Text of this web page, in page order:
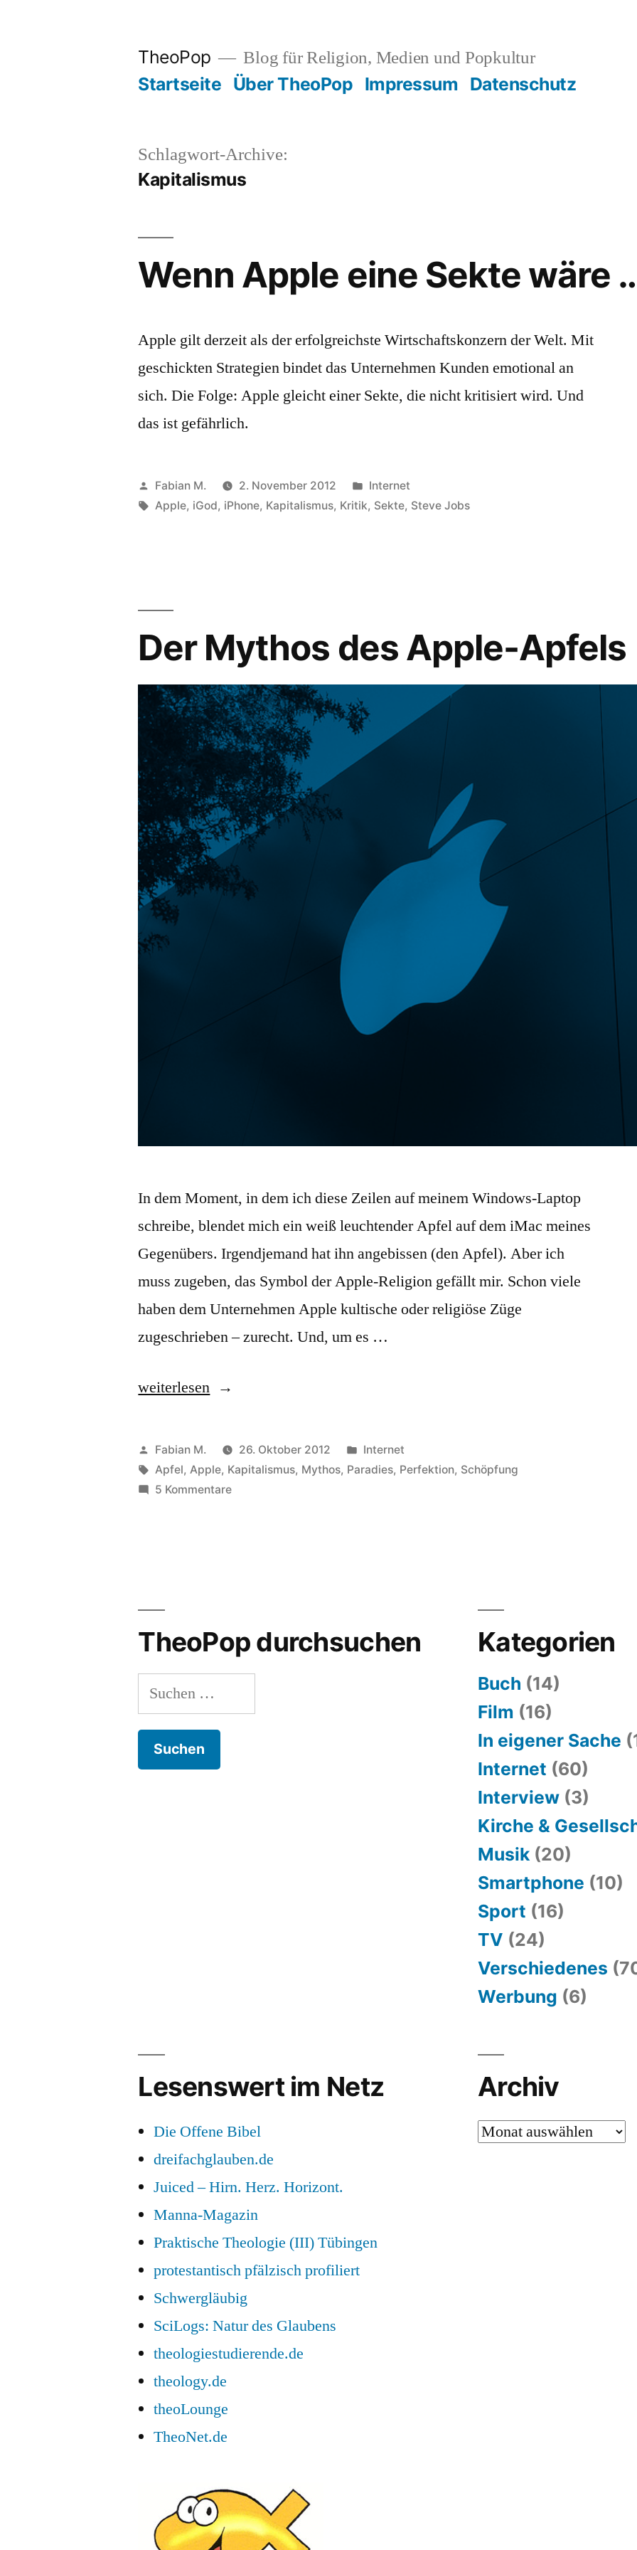
TheoPop Blog für Religion, Medien und Popkultur
Startseite Über TheoPop Impressum Datenschutz
Schlagwort-Archive:
Kapitalismus
Wenn Apple eine Sekte wäre
Apple gilt derzeit als der erfolgreichste Wirtschaftskonzern der Welt. Mit
geschickten Strategien bindet das Unternehmen Kunden emotional an
sich. Die Folge: Apple gleicht einer Sekte, die nicht kritisiert wird. Und
das ist gefährlich.
Veröffentlicht
von
Fabian M. 2. November 2012
Veröffentlicht
in
Internet
Schlagwörter:
Apple, iGod, iPhone, Kapitalismus, Kritik, Sekte, Steve Jobs
Der Mythos des Apple-Apfels
In dem Moment, in dem ich diese Zeilen auf meinem Windows-Laptop
schreibe, blendet mich ein weiß leuchtender Apfel auf dem iMac meines
Gegenübers. Irgendjemand hat ihn angebissen (den Apfel). Aber ich
muss zugeben, das Symbol der Apple-Religion gefällt mir. Schon viele
haben dem Unternehmen Apple kultische oder religiöse Züge
zugeschrieben – zurecht. Und, um es …
„Der
des
Apple-
Apfels“
weiterlesen
Veröffentlicht
von
Fabian M. 26. Oktober 2012
Veröffentlicht
in
Internet
Schlagwörter:
Apfel, Apple, Kapitalismus, Mythos, Paradies, Perfektion, Schöpfung
5 Kommentarezu
TheoPop durchsuchen
Suchen
nach:
Kategorien
Buch (14)
Film (16)
In eigener Sache
Internet (60)
Interview (3)
Kirche &
Musik (20)
Smartphone (10)
Sport (16)
TV (24)
Verschiedenes
Werbung (6)
Lesenswert im Netz
Die Offene Bibel
dreifachglauben.de
Juiced – Hirn. Herz. Horizont.
Manna-Magazin
Praktische Theologie (III) Tübingen
protestantisch pfälzisch profiliert
Schwergläubig
SciLogs: Natur des Glaubens
theologiestudierende.de
theology.de
theoLounge
TheoNet.de
Archiv
Archiv